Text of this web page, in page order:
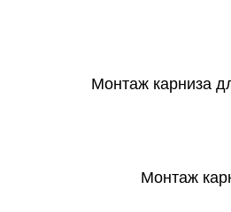
Монтаж карниза
Монтаж